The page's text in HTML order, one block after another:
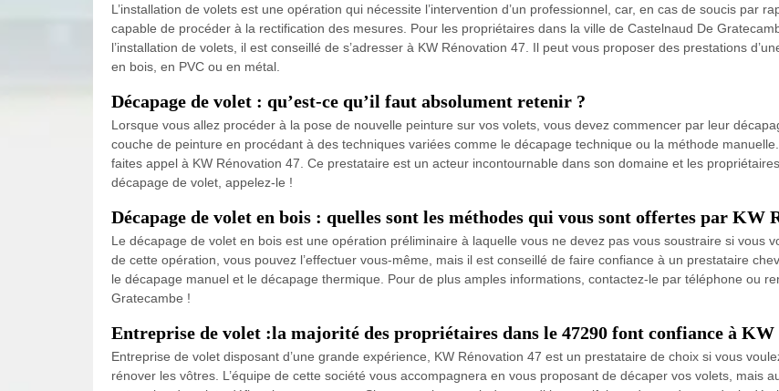
L’installation de volets est une opération qui nécessite l’intervention d’un professionnel, car, en cas de soucis par
capable de procéder à la rectification des mesures. Pour les propriétaires dans la ville de Castelnaud De
l’installation de volets, il est conseillé de s’adresser à KW Rénovation 47. Il peut vous proposer des prestations
en bois, en PVC ou en métal.
Décapage de volet : qu’est-ce qu’il faut absolument retenir ?
Lorsque vous allez procéder à la pose de nouvelle peinture sur vos volets, vous devez commencer par leur
couche de peinture en procédant à des techniques variées comme le décapage technique ou la méthode
faites appel à KW Rénovation 47. Ce prestataire est un acteur incontournable dans son domaine et les
décapage de volet, appelez-le !
Décapage de volet en bois : quelles sont les méthodes qui vous sont offertes par KW
Le décapage de volet en bois est une opération préliminaire à laquelle vous ne devez pas vous soustraire si vous
de cette opération, vous pouvez l’effectuer vous-même, mais il est conseillé de faire confiance à un prestataire
le décapage manuel et le décapage thermique. Pour de plus amples informations, contactez-le par téléphone ou
Gratecambe !
Entreprise de volet :la majorité des propriétaires dans le 47290 font confiance à KW
Entreprise de volet disposant d’une grande expérience, KW Rénovation 47 est un prestataire de choix si vous
rénover les vôtres. L’équipe de cette société vous accompagnera en vous proposant de décaper vos volets, mais